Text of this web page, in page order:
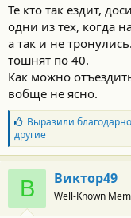
Те кто так ездит,
одни из тех, когда
а так и не
тошнят по 40.
Как можно
вобще не ясно.
Б
л
а
г
о
д
а
р
Выразили
другие
В Виктор49
Well-Known